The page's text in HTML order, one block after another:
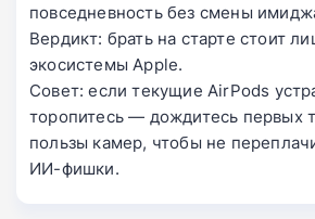
повседневность без смены
Вердикт: брать на старте стоит
экосистемы Apple.
Совет: если текущие AirPods
торопитесь — дождитесь первых
пользы камер, чтобы не
ИИ-фишки.